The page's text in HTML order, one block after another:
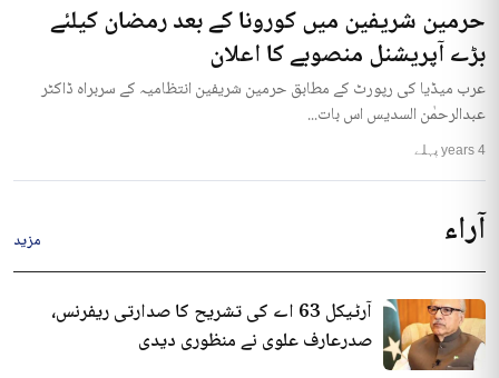
حرمین شریفین میں کورونا کے بعد رمضان کیلئے
بڑے آپریشنل منصوبے کا اعلان
عرب میڈیا کی رپورٹ کے مطابق حرمین شریفین انتظامیہ کے سربراہ ڈاکٹر
عبدالرحمٰن السدیس اس بات...
4 years پہلے
آراء مزید
آرٹیکل 63 اے کی تشریح کا صدارتی ریفرنس،
صدرعارف علوی نے منظوری دیدی